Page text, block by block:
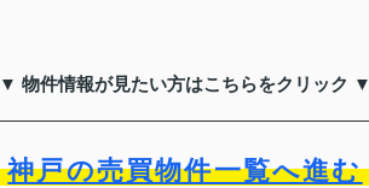
▼ 物件情報が見たい方はこちらをクリック ▼
神戸の売買物件一覧へ進む